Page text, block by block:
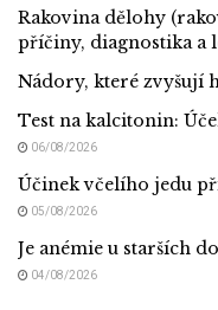
Rakovina dělohy
příčiny, diagnostika a
Nádory, které zvyšují
Test na kalcitonin:
06/08/2026
Účinek včelího jedu
05/08/2026
Je anémie u starších
04/08/2026